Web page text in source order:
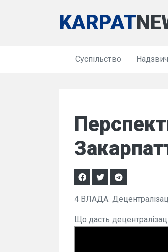
KARPAT
Суспільство
4 ВЛАДА.
Що дасть